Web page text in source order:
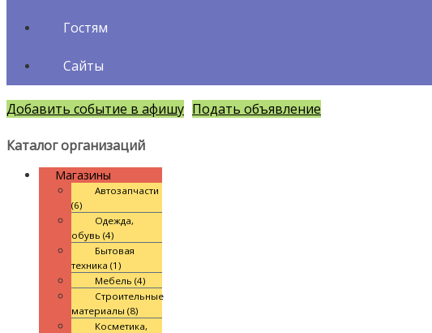
Гостям
Сайты
Добавить событие в афишу Подать объявление
Каталог организаций
Магазины
Автозапчасти
(6)
Одежда,
обувь (4)
Бытовая
техника (1)
Мебель (4)
Строительные
материалы (8)
Косметика,